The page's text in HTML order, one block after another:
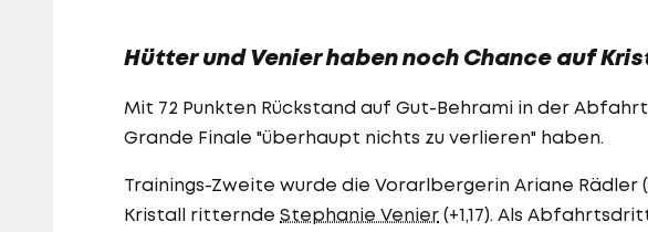
Hütter und Venier haben noch Chance auf
Mit 72 Punkten Rückstand auf Gut-Behrami in der
Grande Finale "überhaupt nichts zu verlieren" haben.
Trainings-Zweite wurde die Vorarlbergerin Ariane Rädler
Kristall ritternde Stephanie Venier (+1,17). Als